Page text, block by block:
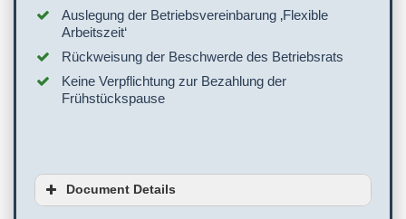
Auslegung der Betriebsvereinbarung ‚Flexible
Arbeitszeit‘
Rückweisung der Beschwerde des Betriebsrats
Keine Verpflichtung zur Bezahlung der
Frühstückspause
Document Details